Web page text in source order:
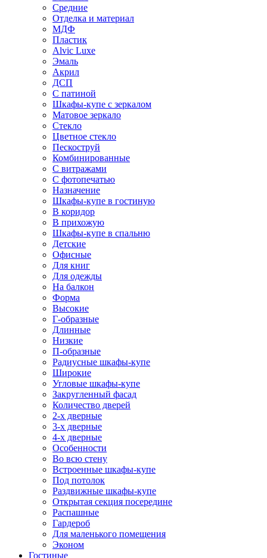
Средние
Отделка и материал
МДФ
Пластик
Alvic Luxe
Эмаль
Акрил
ДСП
С патиной
Шкафы-купе с зеркалом
Матовое зеркало
Стекло
Цветное стекло
Пескоструй
Комбинированные
С витражами
С фотопечатью
Назначение
Шкафы-купе в гостиную
В коридор
В прихожую
Шкафы-купе в спальню
Детские
Офисные
Для книг
Для одежды
На балкон
Форма
Высокие
Г-образные
Длинные
Низкие
П-образные
Радиусные шкафы-купе
Широкие
Угловые шкафы-купе
Закругленный фасад
Количество дверей
2-х дверные
3-х дверные
4-х дверные
Особенности
Во всю стену
Встроенные шкафы-купе
Под потолок
Раздвижные шкафы-купе
Открытая секция посередине
Распашные
Гардероб
Для маленького помещения
Эконом
Гостиные